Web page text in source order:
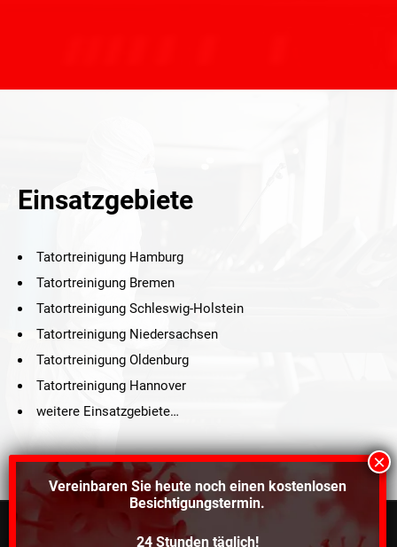
Einsatzgebiete
Tatortreinigung Hamburg
Tatortreinigung Bremen
Tatortreinigung Schleswig-Holstein
Tatortreinigung Niedersachsen
Tatortreinigung Oldenburg
Tatortreinigung Hannover
weitere Einsatzgebiete…
Vereinbaren Sie heute noch einen kostenlosen
Besichtigungstermin.
24 Stunden täglich!